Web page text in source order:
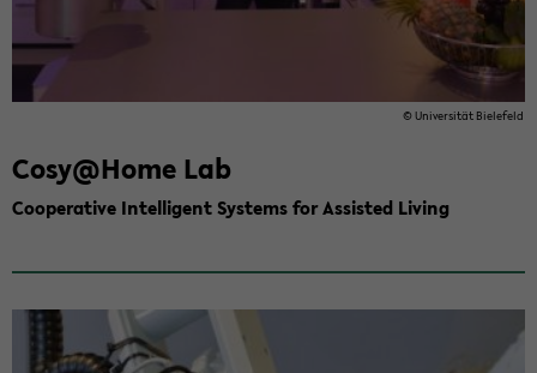
© Uni­ver­sität Biele­feld
Cosy@Home Lab
Co­op­er­a­tive In­tel­li­gent Sys­tems for As­sisted Liv­ing